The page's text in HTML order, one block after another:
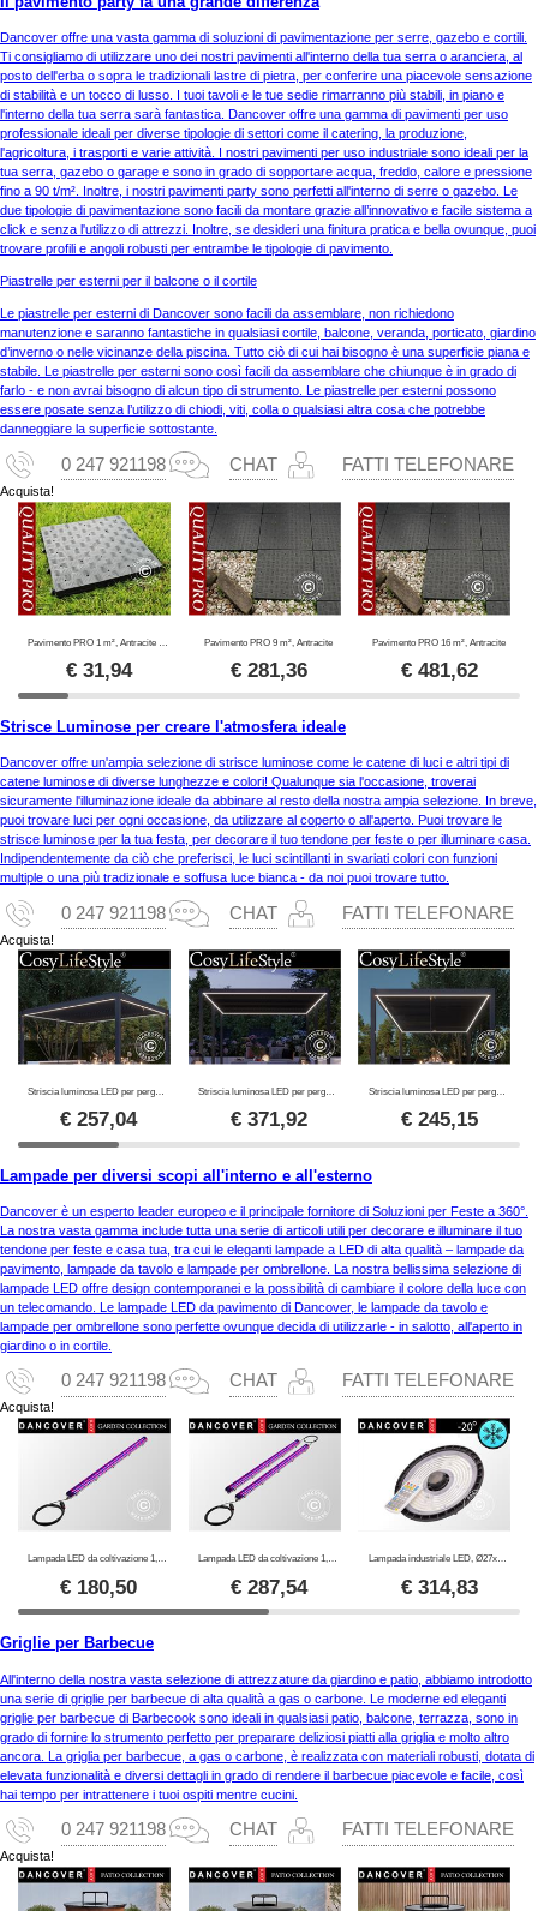
Dancover offre una vasta gamma di soluzioni di pavimentazione per serre, gazebo e cortili.
Ti consigliamo di utilizzare uno dei nostri pavimenti all'interno della tua serra o aranciera, al
posto dell'erba o sopra le tradizionali lastre di pietra, per conferire una piacevole sensazione
di stabilità e un tocco di lusso. I tuoi tavoli e le tue sedie rimarranno più stabili, in piano e
l'interno della tua serra sarà fantastica. Dancover offre una gamma di pavimenti per uso
professionale ideali per diverse tipologie di settori come il catering, la produzione,
l'agricoltura, i trasporti e varie attività. I nostri pavimenti per uso industriale sono ideali per la
tua serra, gazebo o garage e sono in grado di sopportare acqua, freddo, calore e pressione
fino a 90 t/m². Inoltre, i nostri pavimenti party sono perfetti all'interno di serre o gazebo. Le
due tipologie di pavimentazione sono facili da montare grazie all’innovativo e facile sistema a
click e senza l'utilizzo di attrezzi. Inoltre, se desideri una finitura pratica e bella ovunque, puoi
trovare profili e angoli robusti per entrambe le tipologie di pavimento.
Piastrelle per esterni per il balcone o il cortile
Le piastrelle per esterni di Dancover sono facili da assemblare, non richiedono
manutenzione e saranno fantastiche in qualsiasi cortile, balcone, veranda, porticato, giardino
d’inverno o nelle vicinanze della piscina. Tutto ciò di cui hai bisogno è una superficie piana e
stabile. Le piastrelle per esterni sono così facili da assemblare che chiunque è in grado di
farlo - e non avrai bisogno di alcun tipo di strumento. Le piastrelle per esterni possono
essere posate senza l’utilizzo di chiodi, viti, colla o qualsiasi altra cosa che potrebbe
danneggiare la superficie sottostante.
0 247 921198 CHAT FATTI TELEFONARE
Acquista!
€ 31,94
Pavimento PRO 9 m², Antracite
€ 281,36
Pavimento PRO 16 m², Antracite
€ 481,62
Strisce Luminose per creare l'atmosfera ideale
Dancover offre un'ampia selezione di strisce luminose come le catene di luci e altri tipi di
catene luminose di diverse lunghezze e colori! Qualunque sia l'occasione, troverai
sicuramente l'illuminazione ideale da abbinare al resto della nostra ampia selezione. In breve,
puoi trovare luci per ogni occasione, da utilizzare al coperto o all'aperto. Puoi trovare le
strisce luminose per la tua festa, per decorare il tuo tendone per feste o per illuminare casa.
Indipendentemente da ciò che preferisci, le luci scintillanti in svariati colori con funzioni
multiple o una più tradizionale e soffusa luce bianca - da noi puoi trovare tutto.
0 247 921198 CHAT FATTI TELEFONARE
Acquista!
€257,04 € 371,92
Striscia luminosa LED per pergola San Pablo 3x4m, 4 pz., Bianco caldo
€ 245,15
Lampade per diversi scopi all'interno e all'esterno
Dancover è un esperto leader europeo e il principale fornitore di Soluzioni per Feste a 360°.
La nostra vasta gamma include tutta una serie di articoli utili per decorare e illuminare il tuo
tendone per feste e casa tua, tra cui le eleganti lampade a LED di alta qualità – lampade da
pavimento, lampade da tavolo e lampade per ombrellone. La nostra bellissima selezione di
lampade LED offre design contemporanei e la possibilità di cambiare il colore della luce con
un telecomando. Le lampade LED da pavimento di Dancover, le lampade da tavolo e
lampade per ombrellone sono perfette ovunque decida di utilizzarle - in salotto, all'aperto in
giardino o in cortile.
0 247 921198 CHAT FATTI TELEFONARE
Acquista!
Lampada LED da coltivazione 1,26m, Grigio
€ 180,50
Lampada LED da coltivazione 1,26m, 2 lampade, Grigio
€ 287,54
Lampada industriale LED, Ø27x11,5cm, con sensore/RC, Nero
€ 314,83
Griglie per Barbecue
All'interno della nostra vasta selezione di attrezzature da giardino e patio, abbiamo introdotto
una serie di griglie per barbecue di alta qualità a gas o carbone. Le moderne ed eleganti
griglie per barbecue di Barbecook sono ideali in qualsiasi patio, balcone, terrazza, sono in
grado di fornire lo strumento perfetto per preparare deliziosi piatti alla griglia e molto altro
ancora. La griglia per barbecue, a gas o carbone, è realizzata con materiali robusti, dotata di
elevata funzionalità e diversi dettagli in grado di rendere il barbecue piacevole e facile, così
hai tempo per intrattenere i tuoi ospiti mentre cucini.
0 247 921198 CHAT FATTI TELEFONARE
Acquista!